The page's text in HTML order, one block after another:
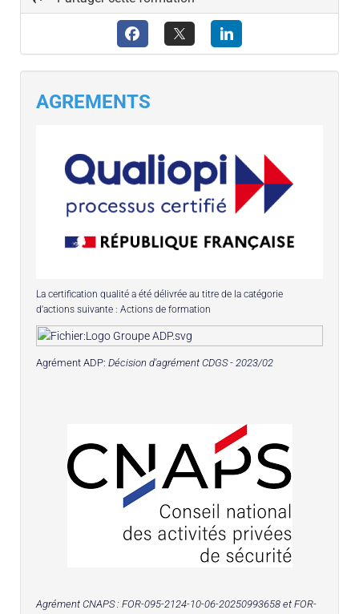
AGREMENTS
La certification qualité a été délivrée au titre de la catégorie
d'actions suivante : Actions de formation
Agrément ADP: Décision d'agrément CDGS - 2023/02
Agrément CNAPS : FOR-095-2124-10-06-20250993658 et FOR-